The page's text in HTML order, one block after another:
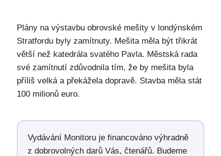
Plány na výstavbu obrovské mešity v londýnském
Stratfordu byly zamítnuty. Mešita měla být třikrát
větší než katedrála svatého Pavla. Městská rada
své zamítnutí zdůvodnila tím, že by mešita byla
příliš velká a překážela dopravě. Stavba měla stát
100 milionů euro.
Vydávání Monitoru je financováno výhradně
z dobrovolných darů Vás, čtenářů. Budeme